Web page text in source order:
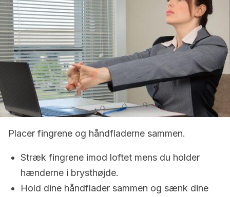
Placer fingrene og håndfladerne sammen.
Stræk fingrene imod loftet mens du holder
hænderne i brysthøjde.
Hold dine håndflader sammen og sænk dine